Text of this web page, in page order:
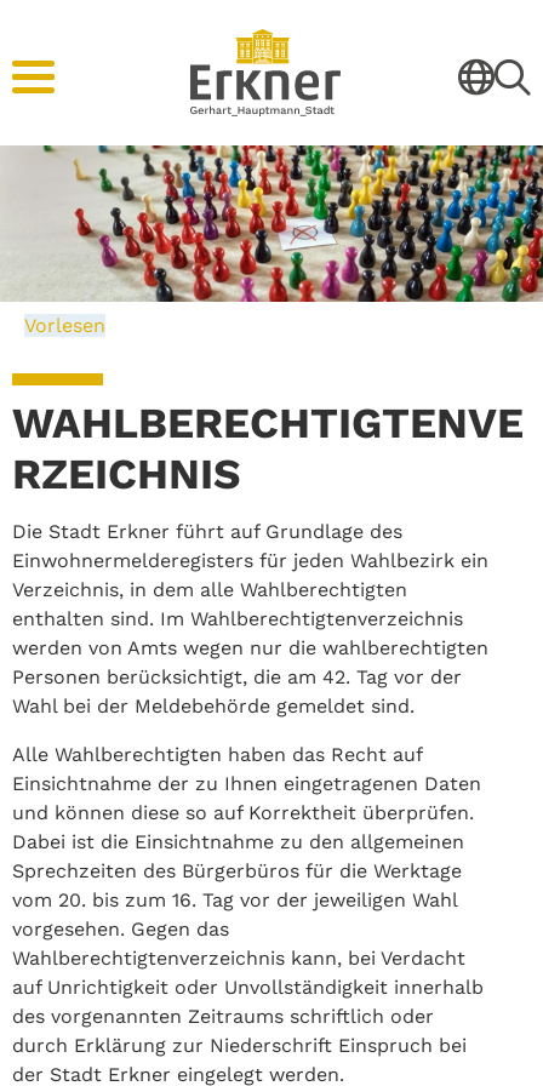
Vorlesen
WAHLBERECHTIGTENVE
RZEICHNIS
Die Stadt Erkner führt auf Grundlage des
Einwohnermelderegisters für jeden Wahlbezirk ein
Verzeichnis, in dem alle Wahlberechtigten
enthalten sind. Im Wahlberechtigtenverzeichnis
werden von Amts wegen nur die wahlberechtigten
Personen berücksichtigt, die am 42. Tag vor der
Wahl bei der Meldebehörde gemeldet sind.
Alle Wahlberechtigten haben das Recht auf
Einsichtnahme der zu Ihnen eingetragenen Daten
und können diese so auf Korrektheit überprüfen.
Dabei ist die Einsichtnahme zu den allgemeinen
Sprechzeiten des Bürgerbüros für die Werktage
vom 20. bis zum 16. Tag vor der jeweiligen Wahl
vorgesehen. Gegen das
Wahlberechtigtenverzeichnis kann, bei Verdacht
auf Unrichtigkeit oder Unvollständigkeit innerhalb
des vorgenannten Zeitraums schriftlich oder
durch Erklärung zur Niederschrift Einspruch bei
der Stadt Erkner eingelegt werden.